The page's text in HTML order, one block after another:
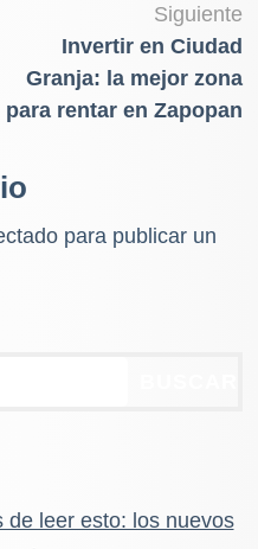
Siguiente
Invertir en Ciudad
Granja: la mejor zona
para rentar en Zapopan
para publicar un
de leer esto: los nuevos